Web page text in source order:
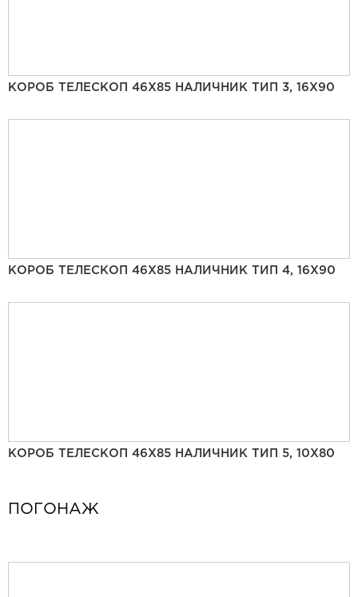
КОРОБ ТЕЛЕСКОП 46Х85 НАЛИЧНИК ТИП 3, 16Х90
КОРОБ ТЕЛЕСКОП 46Х85 НАЛИЧНИК ТИП 4, 16Х90
КОРОБ ТЕЛЕСКОП 46Х85 НАЛИЧНИК ТИП 5, 10Х80
ПОГОНАЖ